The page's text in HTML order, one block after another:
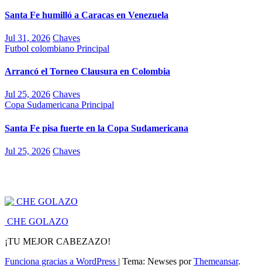
Santa Fe humilló a Caracas en Venezuela
Jul 31, 2026 Chaves
Futbol colombiano Principal
Arrancó el Torneo Clausura en Colombia
Jul 25, 2026 Chaves
Copa Sudamericana Principal
Santa Fe pisa fuerte en la Copa Sudamericana
Jul 25, 2026 Chaves
CHE GOLAZO
¡TU MEJOR CABEZAZO!
Funciona gracias a WordPress | Tema: Newses porThemeansar.